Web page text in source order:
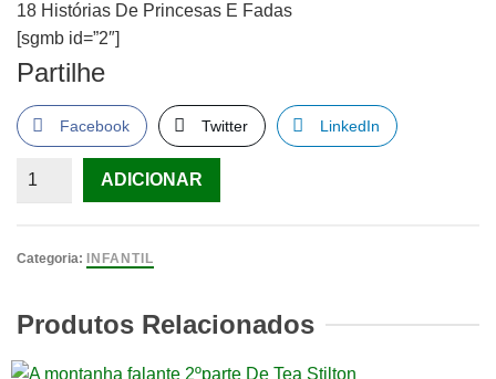
18 Histórias De Princesas E Fadas
[sgmb id=”2″]
Partilhe
Facebook Twitter LinkedIn
Quantidade
Histórias
E
Fadas
ADICIONAR
Categoria: INFANTIL
Produtos Relacionados